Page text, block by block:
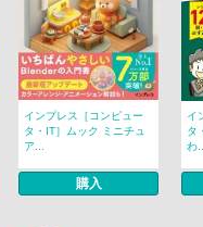
インプレス［コンピュー
タ・IT］ムック ミニチュ
ア...
購入
イ
タ
わ...